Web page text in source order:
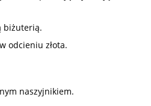
biżuterią.
odcieniu złota.
naszyjnikiem.